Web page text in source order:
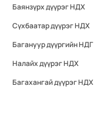
Баянзүрх дүүрэг НДХ
Сүхбаатар дүүрэг НДХ
Багануур дүүргийн НДГ
Налайх дүүрэг НДХ
Багахангай дүүрэг НДХ